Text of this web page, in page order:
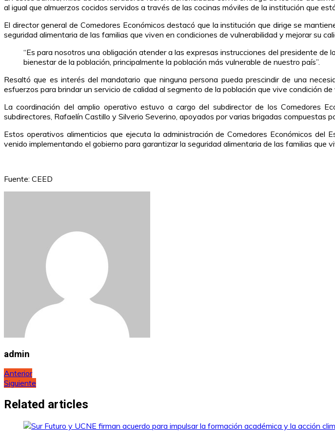
al igual que almuerzos cocidos servidos a través de las cocinas móviles de la institución que
El director general de Comedores Económicos destacó que la institución que dirige se
seguridad alimentaria de las familias que viven en condiciones de vulnerabilidad y mejorar su
“Es para nosotros una obligación atender a las expresas instrucciones del presidente
bienestar de la población, principalmente la población más vulnerable de nuestro país”.
Resaltó que es interés del mandatario que ninguna persona pueda prescindir de una
esfuerzos para brindar un servicio de calidad al segmento de la población que vive condición de
La coordinación del amplio operativo estuvo a cargo del subdirector de los Comedores
subdirectores, Rafaelín Castillo y Silverio Severino, apoyados por varias brigadas compuestas
Estos operativos alimenticios que ejecuta la administración de Comedores Económicos
venido implementando el gobierno para garantizar la seguridad alimentaria de las familias que
Fuente: CEED
admin
Navegación
de
entradas
Anterior
Siguiente
Related articles